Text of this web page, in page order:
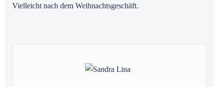
Vielleicht nach dem Weihnachtsgeschäft.